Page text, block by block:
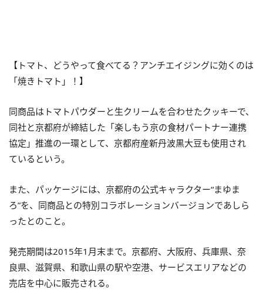
【トマト、どうやって食べてる？アンチエイジングに効くのは
「焼きトマト」！】
同商品はトマトパウダーと生クリームを合わせたクッキーで、
同社と京都府が締結した「楽しもう京の食材パートナー連携
協定」推進の一環として、京都府産新丹波黒大豆も使用され
ているという。
また、パッケージには、京都府の公式キャラクター“まゆま
ろ”を、同商品との特別コラボレーションバージョンであしら
ったとのこと。
発売期間は2015年1月末まで。京都府、大阪府、兵庫県、奈
良県、滋賀県、和歌山県の駅や空港、サービスエリアなどの
売店を中心に販売される。